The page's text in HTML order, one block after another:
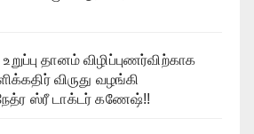
தானம் விழிப்புணர்விற்காக
விருது வழங்கி
ஸ்ரீ டாக்டர் கணேஷ்!!